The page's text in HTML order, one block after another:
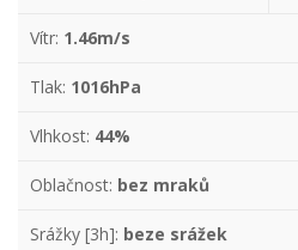
Vítr: 1.46m/s
Tlak: 1016hPa
Vlhkost: 44%
Oblačnost: bez mraků
Srážky [3h]: beze srážek